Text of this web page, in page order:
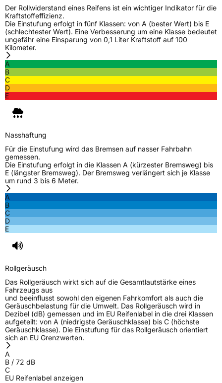
ModellnameFunrun FSR 802
FahrzeugartPKW & SUV
Weitere Eigenschaften
SchlauchtypTL
ZustandNeureifen
Verstärkt
EU Label
EffizienzC
Nasshaftung
3PMSF / Schneeflockensymbol / Alpine-Symbol Nein
EPREL ID488238
Allgemeine Produktsicherheit (GPSR)
HerstellerkontaktPrinx Chengshan Tire Europe GmbH, Berliner
Der Rollwiderstand eines Reifens ist ein wichtiger Indikator für die
Kraftstoffeffizienz.
Die Einstufung erfolgt in fünf Klassen: von A (bester Wert) bis E
(schlechtester Wert). Eine Verbesserung um eine Klasse bedeutet
ungefähr eine Einsparung von 0,1 Liter Kraftstoff auf 100
Kilometer.
A
B
C
D
E
Nasshaftung
Für die Einstufung wird das Bremsen auf nasser Fahrbahn
gemessen.
Die Einstufung erfolgt in die Klassen A (kürzester Bremsweg) bis
E (längster Bremsweg). Der Bremsweg verlängert sich je Klasse
um rund 3 bis 6 Meter.
A
B
C
D
E
Rollgeräusch
Das Rollgeräusch wirkt sich auf die Gesamtlautstärke eines
Fahrzeugs aus
und beeinflusst sowohl den eigenen Fahrkomfort als auch die
Geräuschbelastung für die Umwelt. Das Rollgeräusch wird in
Dezibel (dB) gemessen und im EU Reifenlabel in die drei Klassen
aufgeteilt: von A (niedrigste Geräuschklasse) bis C (höchste
Geräuschklasse). Die Einstufung für das Rollgeräusch orientiert
sich an EU Grenzwerten.
A
B / 72 dB
C
EU Reifenlabel anzeigen